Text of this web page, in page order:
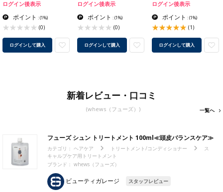
ログイン後表示
ポイント :(1%)
(0)
ログインして購入
ログイン後表示
ポイント :(1%)
(0)
ログインして購入
ログイン後表示
ポイント :(1%)
(1)
ログインして購入
新着レビュー・口コミ
(whews（フューズ）) 一覧へ
フューズ シュン トリートメント 100ml≪頭皮バランスケア≫
カテゴリ： ヘアケア トリートメント/コンディショナー
ス
キャルプケア用トリートメント
ブランド： whews（フューズ）
ビューティガレージ スタッフレビュー